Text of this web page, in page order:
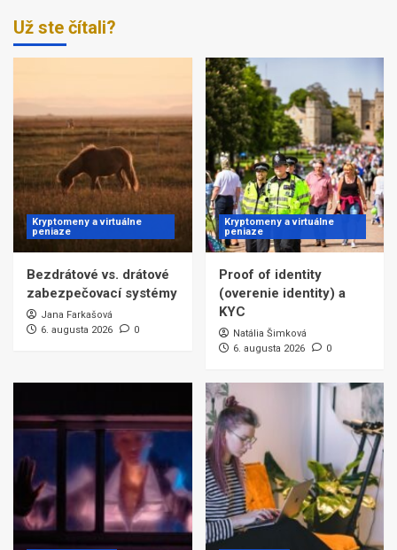
Už ste čítali?
Kryptomeny a virtuálne
peniaze
Bezdrátové vs. drátové
zabezpečovací systémy
Jana Farkašová
6. augusta 2026
0
Kryptomeny a virtuálne
peniaze
Proof of identity
(overenie identity) a
KYC
Natália Šimková
6. augusta 2026
0